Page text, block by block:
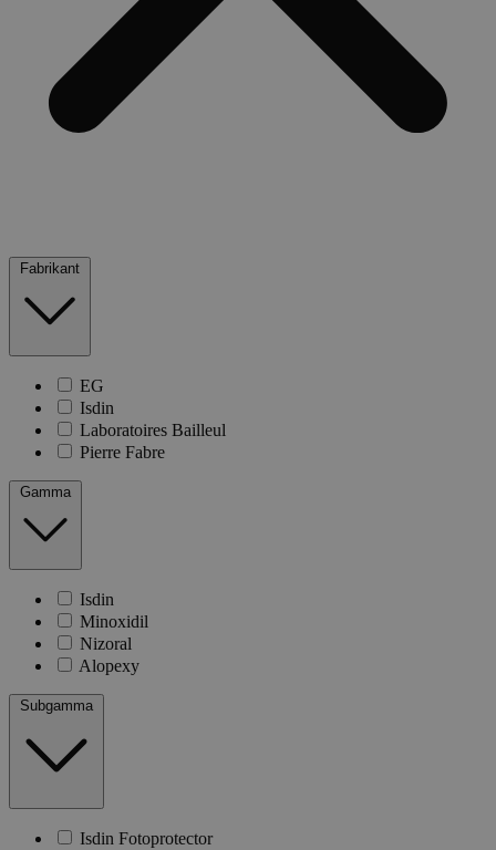
Fabrikant
EG
Isdin
Laboratoires Bailleul
Pierre Fabre
Gamma
Isdin
Minoxidil
Nizoral
Alopexy
Subgamma
Isdin Fotoprotector